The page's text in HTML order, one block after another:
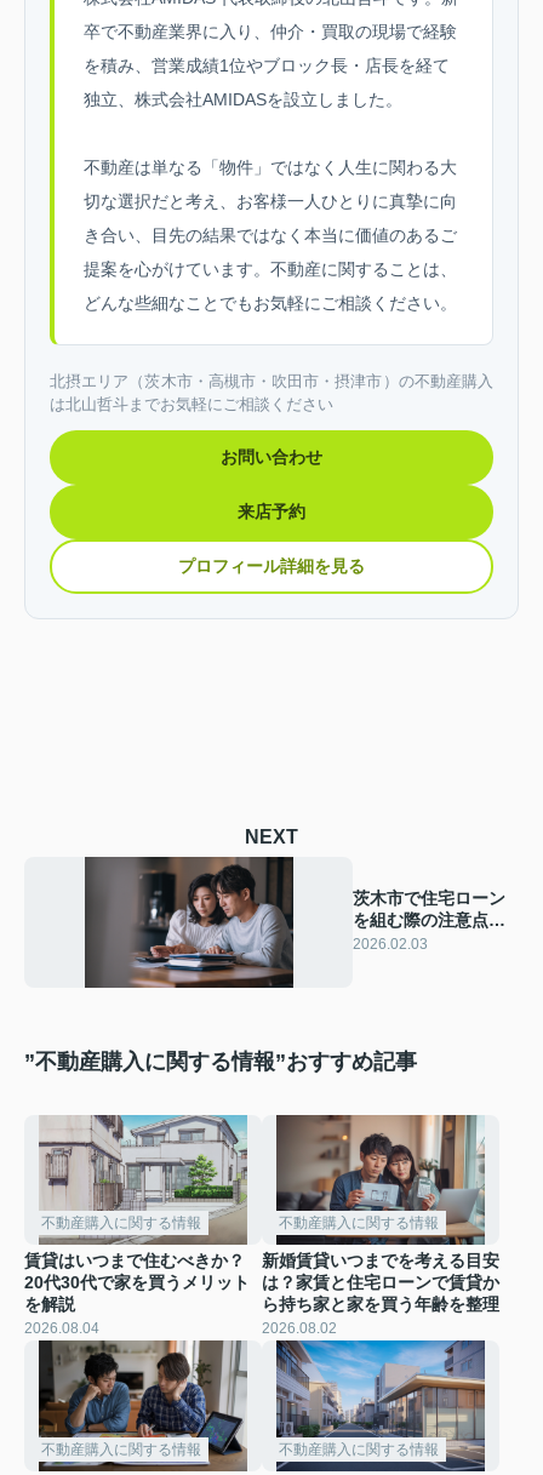
卒で不動産業界に入り、仲介・買取の現場で経験
を積み、営業成績1位やブロック長・店長を経て
独立、株式会社AMIDASを設立しました。
不動産は単なる「物件」ではなく人生に関わる大
切な選択だと考え、お客様一人ひとりに真摯に向
き合い、目先の結果ではなく本当に価値のあるご
提案を心がけています。不動産に関することは、
どんな些細なことでもお気軽にご相談ください。
北摂エリア（茨木市・高槻市・吹田市・摂津市）の不動産購入
は北山哲斗までお気軽にご相談ください
お問い合わせ
来店予約
プロフィール詳細を見る
NEXT
茨木市で住宅ローン
を組む際の注意点
は？失敗しない選び
2026.02.03
”不動産購入に関する情報”おすすめ記事
不動産購入に関する情報
賃貸はいつまで住むべきか？
20代30代で家を買うメリット
を解説
2026.08.04
不動産購入に関する情報
新婚賃貸いつまでを考える目安
は？家賃と住宅ローンで賃貸か
ら持ち家と家を買う年齢を整理
2026.08.02
不動産購入に関する情報 不動産購入に関する情報